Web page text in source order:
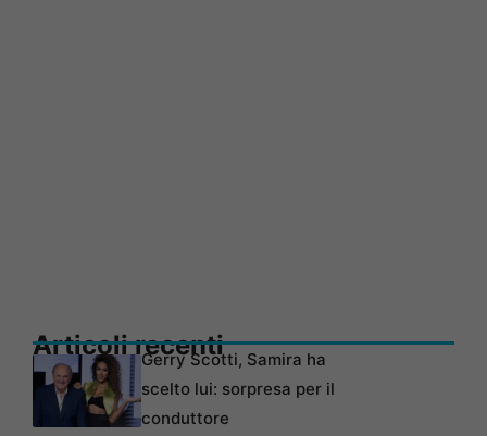
Articoli recentiGerry Scotti, Samira ha
scelto lui: sorpresa per il
conduttore